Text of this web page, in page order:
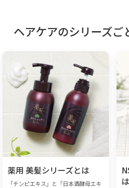
ヘアケアのシリーズご
薬用 美髪シリーズとは
「チンピエキス」と「日本酒酵母エキ
は